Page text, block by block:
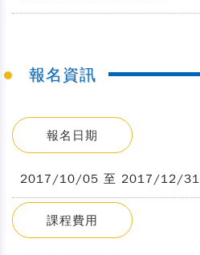
報名資訊
報名日期
2017/10/05 至 2017/12/31
課程費用